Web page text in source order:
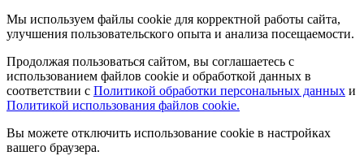
Мы используем файлы cookie для корректной работы сайта,
улучшения пользовательского опыта и анализа посещаемости.
Продолжая пользоваться сайтом, вы соглашаетесь с
использованием файлов cookie и обработкой данных в
соответствии с Политикой обработки персональных данных и
Политикой использования файлов cookie.
Вы можете отключить использование cookie в настройках
вашего браузера.